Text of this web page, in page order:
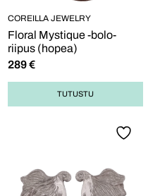
COREILLA JEWELRY
Floral Mystique -bolo-
riipus (hopea)
289€
TUTUSTU